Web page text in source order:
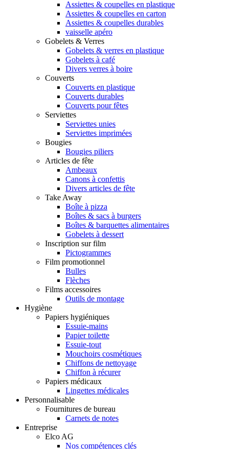
Assiettes & coupelles en plastique
Assiettes & coupelles en carton
Assiettes & coupelles durables
vaisselle apéro
Gobelets & Verres
Gobelets & verres en plastique
Gobelets à café
Divers verres à boire
Couverts
Couverts en plastique
Couverts durables
Couverts pour fêtes
Serviettes
Serviettes unies
Serviettes imprimées
Bougies
Bougies piliers
Articles de fête
Ambeaux
Canons à confettis
Divers articles de fête
Take Away
Boîte à pizza
Boîtes & sacs à burgers
Boîtes & barquettes alimentaires
Gobelets à dessert
Inscription sur film
Pictogrammes
Film promotionnel
Bulles
Flèches
Films accessoires
Outils de montage
Hygiène
Papiers hygiéniques
Essuie-mains
Papier toilette
Essuie-tout
Mouchoirs cosmétiques
Chiffons de nettoyage
Chiffon à récurer
Papiers médicaux
Lingettes médicales
Personnalisable
Fournitures de bureau
Carnets de notes
Entreprise
Elco AG
Nos compétences clés